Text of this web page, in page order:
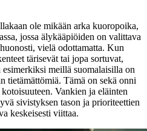
ole mikään arka kuoropoika,
jossa älykääpiöiden on valittava
vielä odottamatta. Kun
tärisevät tai jopa sortuvat,
meillä suomalaisilla on
tietämättömiä. Tämä on sekä onni
Vankien ja eläinten
sivistyksen tason ja prioriteettien
keskeisesti viittaa.